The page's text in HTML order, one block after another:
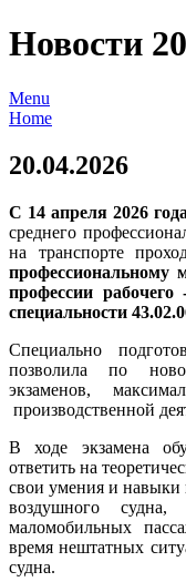
Новости
Menu
Home
20.04.2026
С 14 апреля 2026
среднего
на транспорте
профессии
специальности
Специально
позволила по
экзаменов,
производственной
В ходе экзамена
ответить на
свои умения и навыки
воздушного судна,
маломобильных
время нештатных
судна.